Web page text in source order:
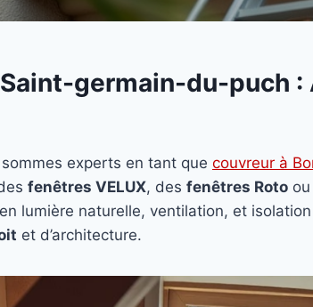
germain-du-puch
experts en tant que couvreur à
fenêtres VELUX, des fenêtres Roto
lumière naturelle, ventilation, et
et d’architecture.